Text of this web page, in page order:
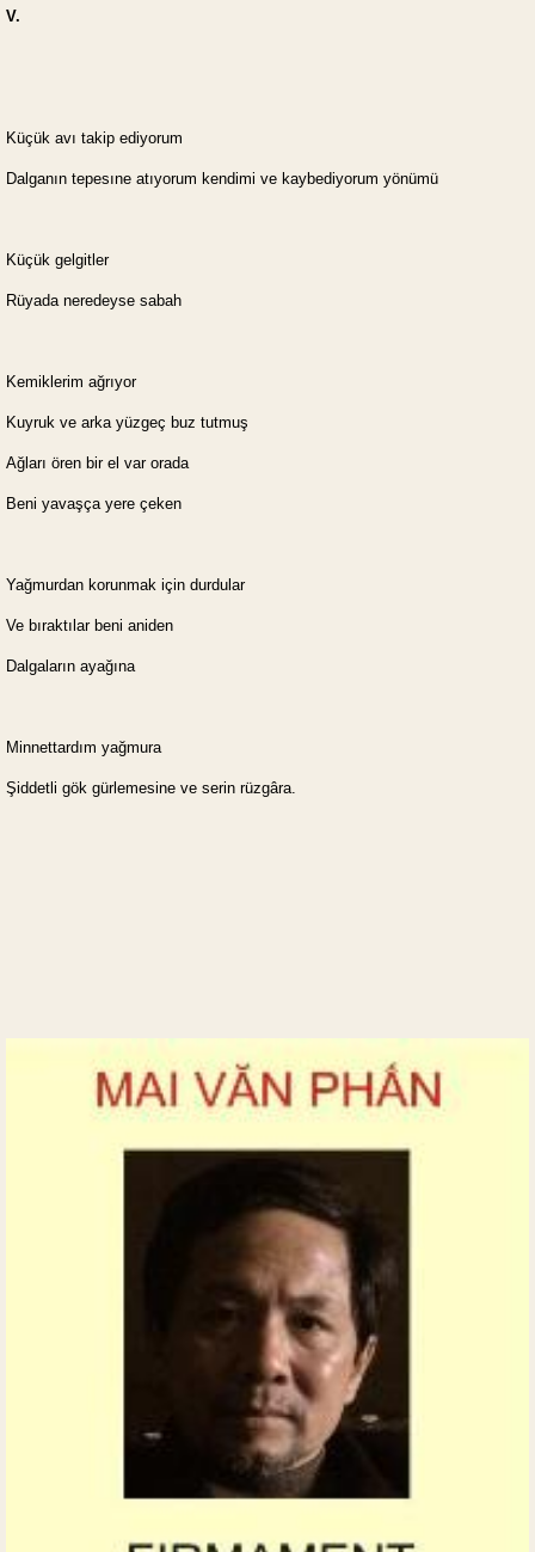
V.
Küçük avı takip ediyorum
Dalganın tepesıne atıyorum kendimi ve kaybediyorum yönümü
Küçük gelgitler
Rüyada neredeyse sabah
Kemiklerim ağrıyor
Kuyruk ve arka yüzgeç buz tutmuş
Ağları ören bir el var orada
Beni yavaşça yere çeken
Yağmurdan korunmak için durdular
Ve bıraktılar beni aniden
Dalgaların ayağına
Minnettardım yağmura
Şiddetli gök gürlemesine ve serin rüzgâra.